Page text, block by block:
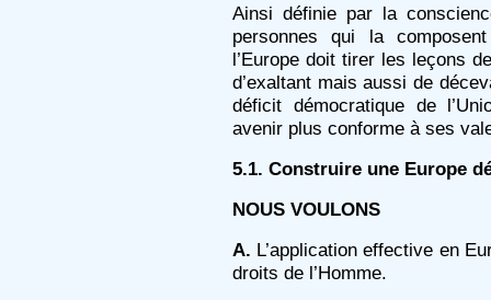
Ainsi définie par la
personnes qui la
l’Europe doit tirer les leçons
d’exaltant mais aussi de
déficit démocratique de
avenir plus conforme à ses
5.1. Construire une Europe
NOUS VOULONS
A. L’application effective en
droits de l’Homme.